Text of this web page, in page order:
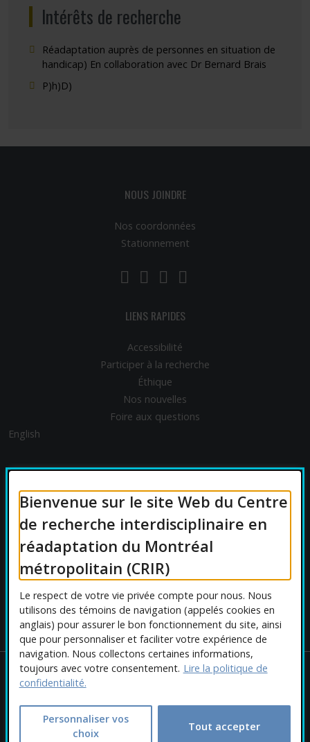
Bienvenue sur le site Web du Centre
de recherche interdisciplinaire en
réadaptation du Montréal
métropolitain (CRIR)
Le respect de votre vie privée compte pour nous. Nous
utilisons des témoins de navigation (appelés cookies en
anglais) pour assurer le bon fonctionnement du site, ainsi
que pour personnaliser et faciliter votre expérience de
navigation. Nous collectons certaines informations,
toujours avec votre consentement. Lire la politique de
confidentialité.
Personnaliser vos
choix
Tout accepter
Intérêts de recherche
Réadaptation auprès de personnes en situation de
handicap) En collaboration avec Dr Bernard Brais
P)h)D)
NOUS JOINDRE
Nos coordonnées
Stationnement
LinkedIn
YouTube
Twitter
LIENS RAPIDES
Accessibilité
Participer à la recherche
Éthique
Nos nouvelles
Foire aux questions
English
AFFILIATIONS UNIVERSITAIRES
Copyright © 2026 CRIR . Tous droits réservés.
Conception :Ekloweb